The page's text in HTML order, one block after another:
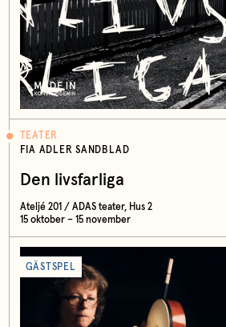
TEATER
FIA ADLER SANDBLAD
Den livsfarliga
Ateljé 201 / ADAS teater, Hus 2
15 oktober – 15 november
GÄSTSPEL